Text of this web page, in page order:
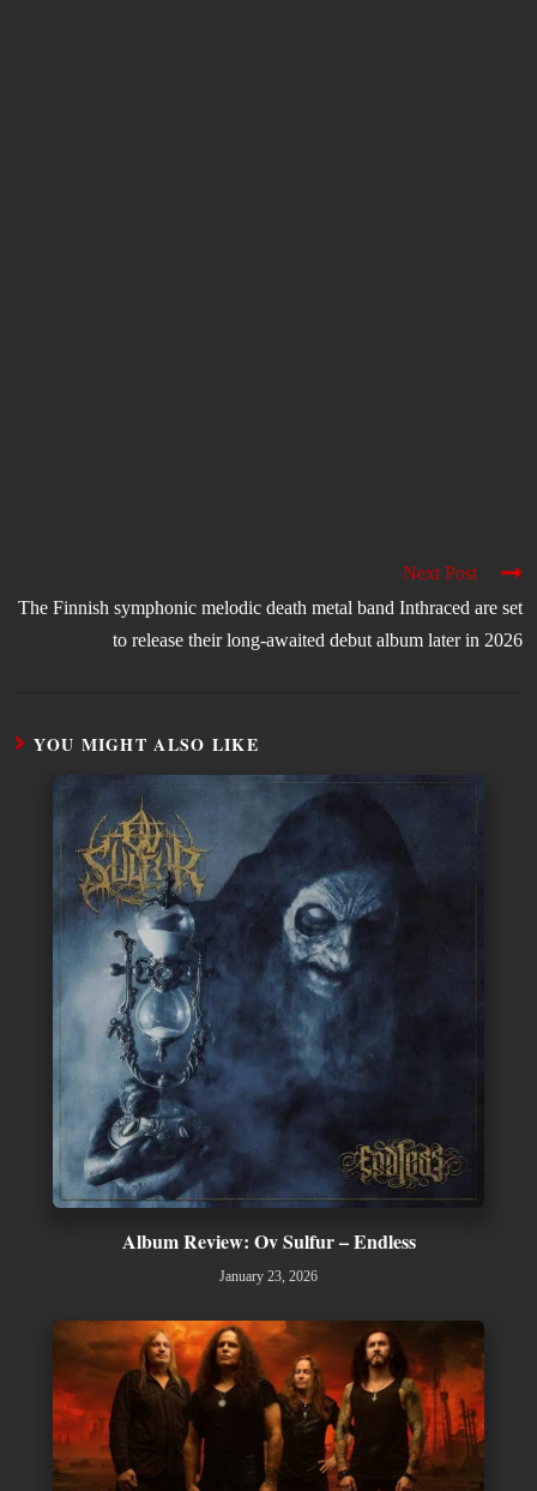
Next Post
The Finnish symphonic melodic death metal band Inthraced are set
to release their long-awaited debut album later in 2026
YOU MIGHT ALSO LIKE
Album Review: Ov Sulfur – Endless
January 23, 2026